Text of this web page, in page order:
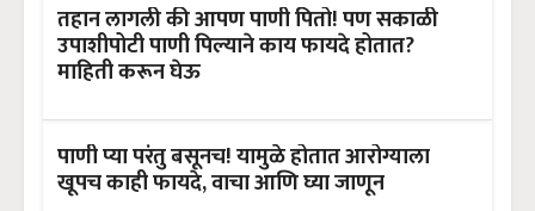
तहान लागली की आपण पाणी पितो! पण सकाळी
उपाशीपोटी पाणी पिल्याने काय फायदे होतात?
माहिती करून घेऊ
पाणी प्या परंतु बसूनच! यामुळे होतात आरोग्याला
खूपच काही फायदे, वाचा आणि घ्या जाणून